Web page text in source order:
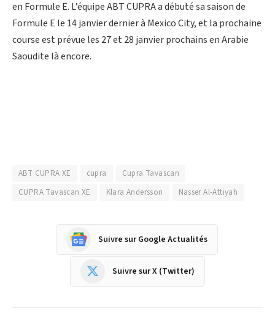
en Formule E. L’équipe ABT CUPRA a débuté sa saison de
Formule E le 14 janvier dernier à Mexico City, et la prochaine
course est prévue les 27 et 28 janvier prochains en Arabie
Saoudite là encore.
ABT CUPRA XE cupra
Cupra Tavascan
CUPRA Tavascan XE
Klara Andersson Nasser Al-Attiyah
Suivre sur Google Actualités
Suivre sur X (Twitter)